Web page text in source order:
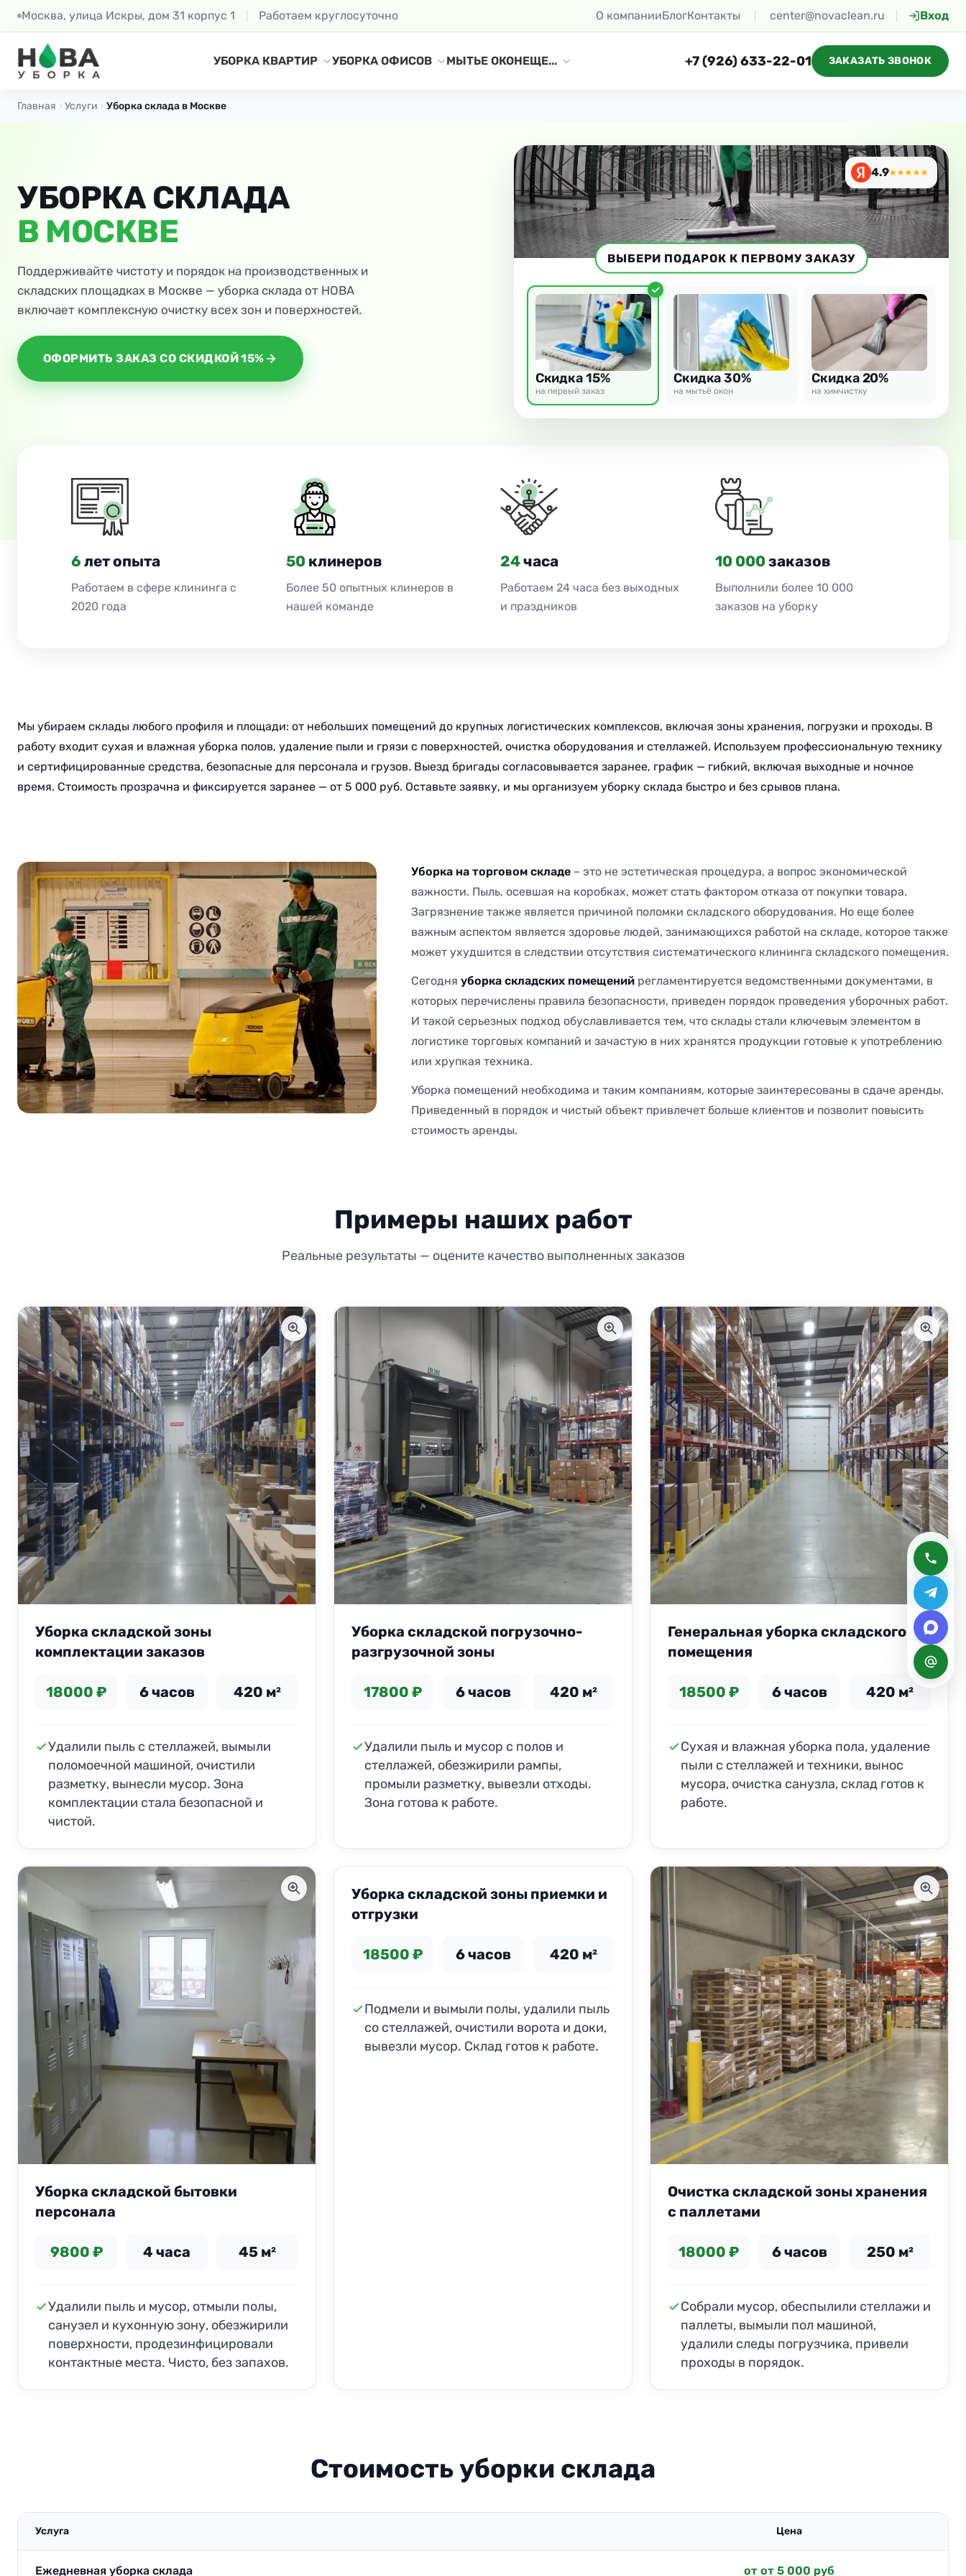
Москва, улица Искры, дом 31 корпус 1 Работаем круглосуточно О компанииБлогКонтакты center@novaclean.ru Вход
УБОРКА КВАРТИР УБОРКА ОФИСОВ МЫТЬЕ ОКОНЕЩЕ... +7 (926) 633-22-01 ЗАКАЗАТЬ ЗВОНОК
Главная Услуги Уборка склада в Москве
УБОРКА СКЛАДА
В МОСКВЕ
Поддерживайте чистоту и порядок на производственных и
складских площадках в Москве — уборка склада от НОВА
включает комплексную очистку всех зон и поверхностей.
ОФОРМИТЬ ЗАКАЗ СО СКИДКОЙ 15%
4.9★★★★★
ВЫБЕРИ ПОДАРОК К ПЕРВОМУ ЗАКАЗУ
Скидка 15%
на первый заказ
Скидка 30%
на мытьё окон
Скидка 20%
на химчистку
6 лет опыта
Работаем в сфере клининга с
2020 года
50 клинеров
Более 50 опытных клинеров в
нашей команде
24часа
Работаем 24 часа без выходных
и праздников
10 000 заказов
Выполнили более 10 000
заказов на уборку
Мы убираем склады любого профиля и площади: от небольших помещений до крупных логистических комплексов, включая зоны хранения, погрузки и проходы. В
работу входит сухая и влажная уборка полов, удаление пыли и грязи с поверхностей, очистка оборудования и стеллажей. Используем профессиональную технику
и сертифицированные средства, безопасные для персонала и грузов. Выезд бригады согласовывается заранее, график — гибкий, включая выходные и ночное
время. Стоимость прозрачна и фиксируется заранее — от 5 000 руб. Оставьте заявку, и мы организуем уборку склада быстро и без срывов плана.
Уборка на торговом складе – это не эстетическая процедура, а вопрос экономической
важности. Пыль, осевшая на коробках, может стать фактором отказа от покупки товара.
Загрязнение также является причиной поломки складского оборудования. Но еще более
важным аспектом является здоровье людей, занимающихся работой на складе, которое также
может ухудшится в следствии отсутствия систематического клининга складского помещения.
Сегодня уборка складских помещений регламентируется ведомственными документами, в
которых перечислены правила безопасности, приведен порядок проведения уборочных работ.
И такой серьезных подход обуславливается тем, что склады стали ключевым элементом в
логистике торговых компаний и зачастую в них хранятся продукции готовые к употреблению
или хрупкая техника.
Уборка помещений необходима и таким компаниям, которые заинтересованы в сдаче аренды.
Приведенный в порядок и чистый объект привлечет больше клиентов и позволит повысить
стоимость аренды.
Примеры наших работ
Реальные результаты — оцените качество выполненных заказов
Уборка складской зоны
комплектации заказов
18000 ₽ 6 часов 420 м²
Удалили пыль с стеллажей, вымыли
поломоечной машиной, очистили
разметку, вынесли мусор. Зона
комплектации стала безопасной и
чистой.
Уборка складской погрузочно-
разгрузочной зоны
17800 ₽ 6 часов 420 м²
Удалили пыль и мусор с полов и
стеллажей, обезжирили рампы,
промыли разметку, вывезли отходы.
Зона готова к работе.
Генеральная уборка складского
помещения
18500 ₽ 6 часов 420 м²
Сухая и влажная уборка пола, удаление
пыли с стеллажей и техники, вынос
мусора, очистка санузла, склад готов к
работе.
Уборка складской бытовки
персонала
9800 ₽ 4 часа 45 м²
Удалили пыль и мусор, отмыли полы,
санузел и кухонную зону, обезжирили
поверхности, продезинфицировали
контактные места. Чисто, без запахов.
Уборка складской зоны приемки и
отгрузки
18500 ₽ 6 часов 420 м²
Подмели и вымыли полы, удалили пыль
со стеллажей, очистили ворота и доки,
вывезли мусор. Склад готов к работе.
Очистка складской зоны хранения
с паллетами
18000 ₽ 6 часов 250 м²
Собрали мусор, обеспылили стеллажи и
паллеты, вымыли пол машиной,
удалили следы погрузчика, привели
проходы в порядок.
Стоимость уборки склада
Услуга Цена
Ежедневная уборка склада от от 5 000 руб